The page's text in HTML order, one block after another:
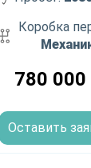
Коробка
780 000
Оставить